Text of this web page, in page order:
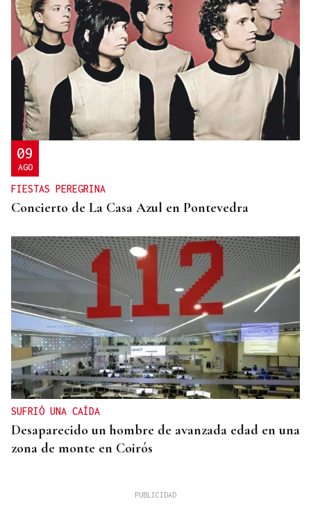
09
AGO
FIESTAS PEREGRINA
Concierto de La Casa Azul en Pontevedra
SUFRIÓ UNA CAÍDA
Desaparecido un hombre de avanzada edad en una
zona de monte en Coirós